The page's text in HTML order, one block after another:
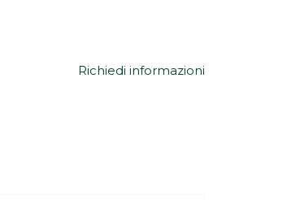
Richiedi informazioni